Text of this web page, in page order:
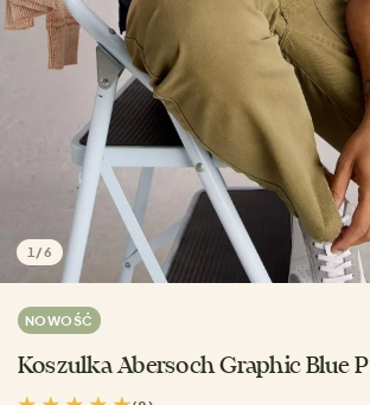
1 /6
NOWOŚĆ
Koszulka Abersoch Graphic Blue